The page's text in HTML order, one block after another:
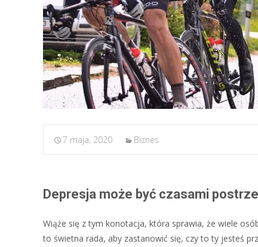
7 maja, 2020 Biznes
Depresja może być czasami
Wiąże się z tym konotacja, która sprawia, że ​​wiele
to świetna rada, aby zastanowić się, czy to ty jesteś